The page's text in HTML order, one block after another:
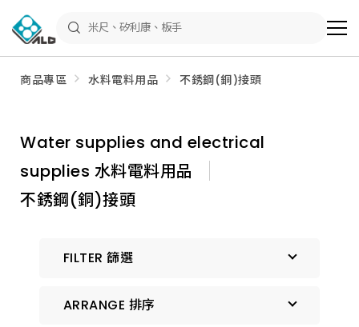
Shop
商
專
具、
商品專區 水料電料用品 不銹鋼(銅)接頭
Water supplies and electrical
supplies 水料電料用品
不銹鋼(銅)接頭
FILTER 篩選
ARRANGE 排序